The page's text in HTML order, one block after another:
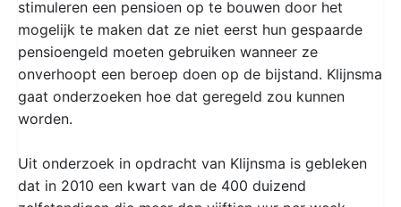
stimuleren een pensioen op te bouwen door het
mogelijk te maken dat ze niet eerst hun gespaarde
pensioengeld moeten gebruiken wanneer ze
onverhoopt een beroep doen op de bijstand. Klijnsma
gaat onderzoeken hoe dat geregeld zou kunnen
worden.
Uit onderzoek in opdracht van Klijnsma is gebleken
dat in 2010 een kwart van de 400 duizend